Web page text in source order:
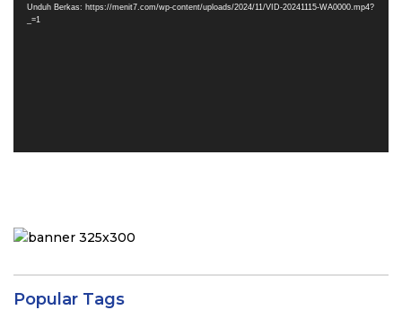
Unduh Berkas: https://menit7.com/wp-content/uploads/2024/11/VID-20241115-WA0000.mp4?
_=1
Popular Tags